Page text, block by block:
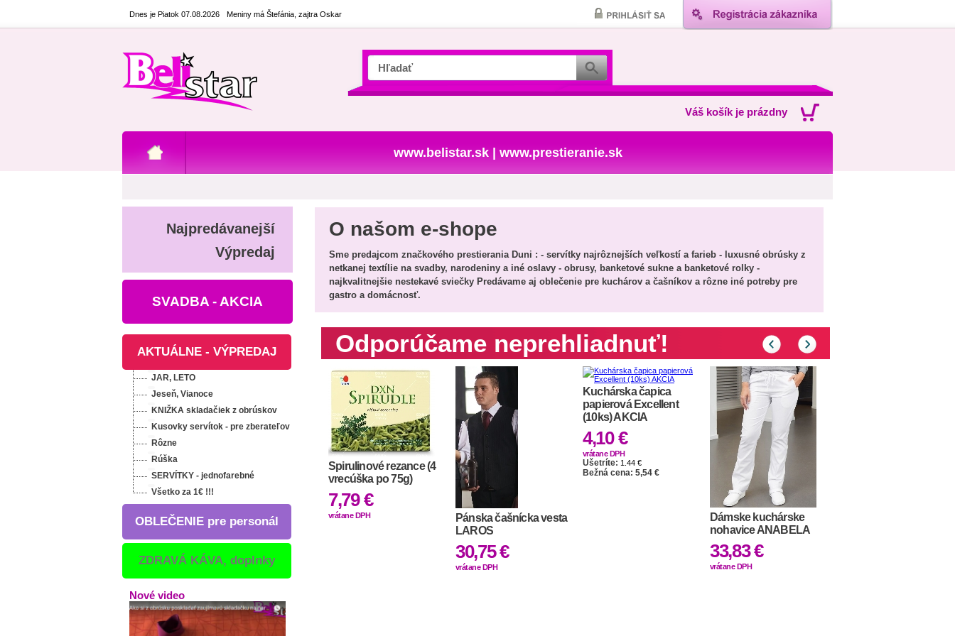
Dnes je Piatok 07.08.2026 Meniny má Štefánia, zajtra Oskar
Váš košík je prázdny
www.belistar.sk| www.prestieranie.sk
Najpredávanejší
Výpredaj
SVADBA - AKCIA
AKTUÁLNE - VÝPREDAJ
JAR, LETO
Jeseň, Vianoce
KNIŽKA skladačiek z obrúskov
Kusovky servítok - pre zberateľov
Rôzne
Rúška
SERVÍTKY - jednofarebné
Všetko za 1€ !!!
OBLEČENIE pre personál
ZDRAVÁ KÁVA, doplnky
Nové video
O našom e-shope
Sme predajcom značkového prestierania Duni : - servítky najrôznejších veľkostí a farieb - luxusné obrúsky z
netkanej textílie na svadby, narodeniny a iné oslavy - obrusy, banketové sukne a banketové rolky -
najkvalitnejšie nestekavé sviečky Predávame aj oblečenie pre kuchárov a čašníkov a rôzne iné potreby pre
gastro a domácnosť.
Odporúčame neprehliadnuť!
Knižka "Inšpirácia na
každý deň" + 12
bielych obrúskov
Dunilin AKCIA
Bežná cena: 7,38 €
Pánsky kuchársky
rondón NANO
27,06 €
Spirulinové rezance (4
vrecúška po 75g)
7,79 €
vrátane DPH
Pánska čašnícka vesta
LAROS
30,75 €
vrátane DPH
Kuchárska čapica
papierová Excellent
(10ks) AKCIA
4,10 €
vrátane DPH
Ušetríte: 1.44 €
Bežná cena: 5,54 €
Dámske kuchárske
nohavice ANABELA
33,83 €
vrátane DPH